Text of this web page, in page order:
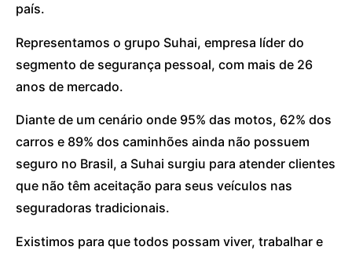
país.
Representamos o grupo Suhai, empresa líder do
segmento de segurança pessoal, com mais de 26
anos de mercado.
Diante de um cenário onde 95% das motos, 62% dos
carros e 89% dos caminhões ainda não possuem
seguro no Brasil, a Suhai surgiu para atender clientes
que não têm aceitação para seus veículos nas
seguradoras tradicionais.
Existimos para que todos possam viver, trabalhar e